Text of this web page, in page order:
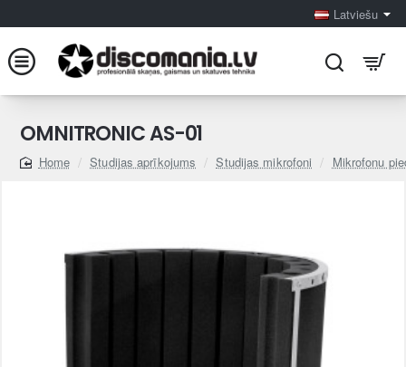
Latviešu
OMNITRONIC AS-01
home
Studijas aprīkojums Studijas mikrofoni Mikrofonu